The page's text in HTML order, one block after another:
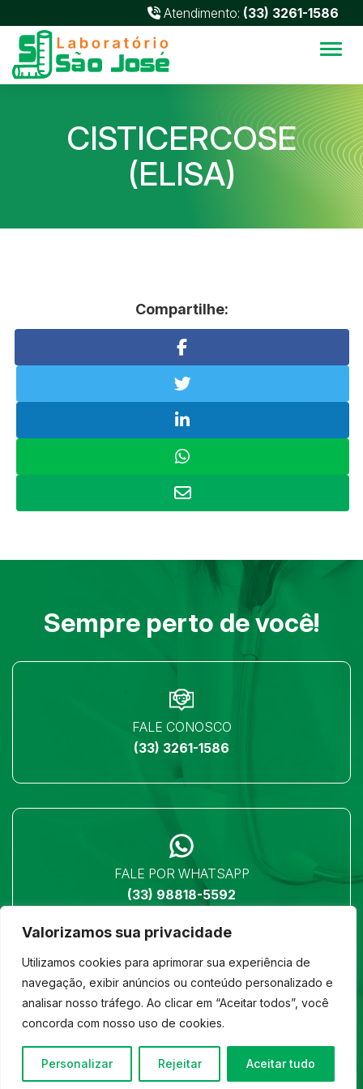
Valorizamos sua privacidade
Utilizamos cookies para aprimorar sua experiência de
navegação, exibir anúncios ou conteúdo personalizado e
analisar nosso tráfego. Ao clicar em “Aceitar todos”, você
concorda com nosso uso de cookies.
Personalizar Rejeitar Aceitar tudo
Atendimento: (33) 3261-1586
CISTICERCOSE
(ELISA)
Compartilhe:
Sempre perto de você!
FALE CONOSCO
(33) 3261-1586
FALE POR WHATSAPP
(33) 98818-5592
LOCALIZAÇÃO